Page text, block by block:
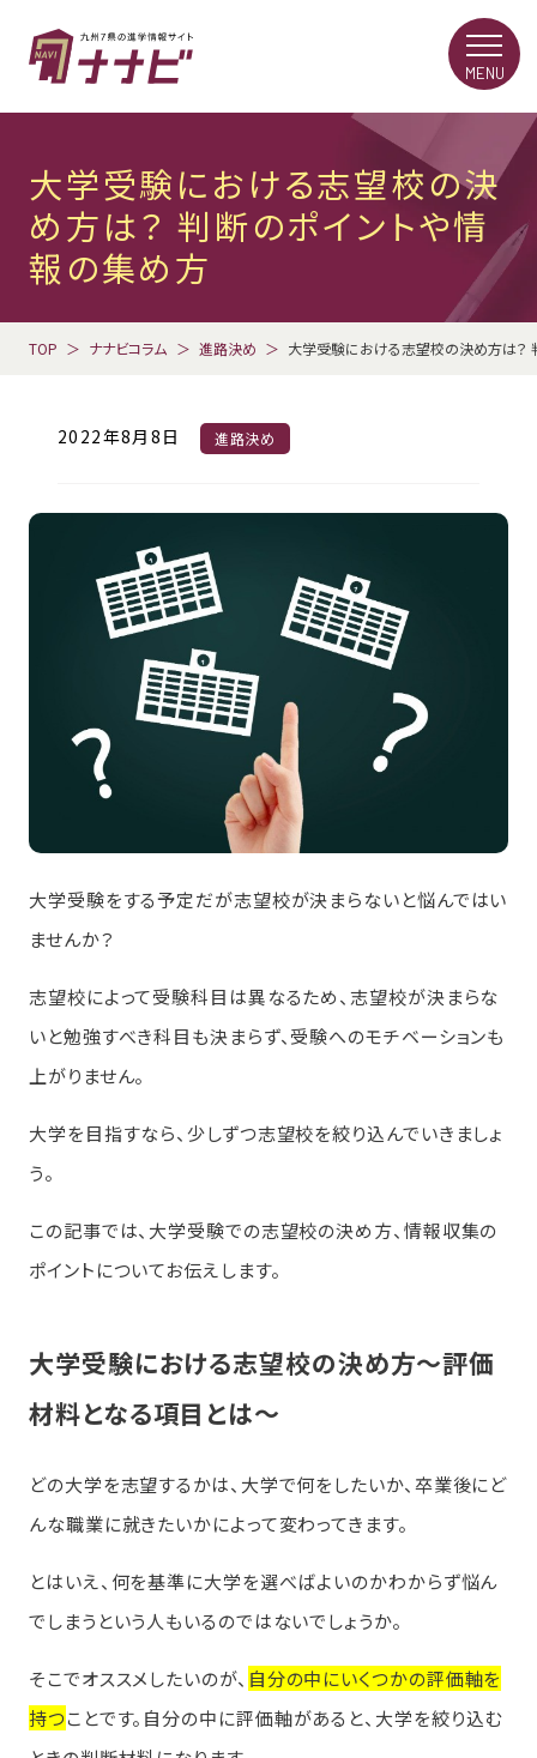
大学受験における志望校の決
め方は？ 判断のポイントや情
報の集め方
TOP ナナビコラム 進路決め 大学受験における志望校の決め方は？
2022年8月8日 進路決め
大学受験をする予定だが志望校が決まらないと悩んではい
ませんか？
志望校によって受験科目は異なるため、志望校が決まらな
いと勉強すべき科目も決まらず、受験へのモチベーションも
上がりません。
大学を目指すなら、少しずつ志望校を絞り込んでいきましょ
う。
この記事では、大学受験での志望校の決め方、情報収集の
ポイントについてお伝えします。
大学受験における志望校の決め方～評価
材料となる項目とは～
どの大学を志望するかは、大学で何をしたいか、卒業後にど
んな職業に就きたいかによって変わってきます。
とはいえ、何を基準に大学を選べばよいのかわからず悩ん
でしまうという人もいるのではないでしょうか。
そこでオススメしたいのが、 自分の中にいくつかの評価軸を
持つことです。自分の中に評価軸があると、大学を絞り込む
MENU